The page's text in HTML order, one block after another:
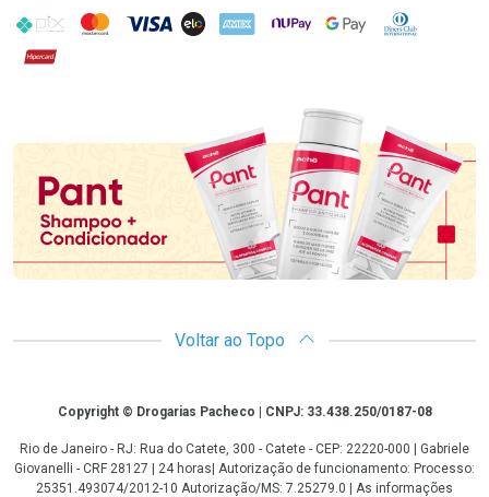
PIX MasterCard
VISA ELO AMEX NuPay Google PayDiners Club
Hipercard
Voltar ao Topo
CopyrightCopyright © Drogarias Pacheco | CNPJ: 33.438.250/0187-08
Rio de Janeiro - RJ: Rua do Catete, 300 - Catete - CEP: 22220-000 | Gabriele
Giovanelli - CRF 28127 | 24 horas| Autorização de funcionamento: Processo:
25351.493074/2012-10 Autorização/MS: 7.25279.0 | As informações